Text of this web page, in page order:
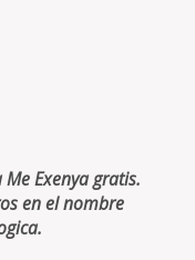
Exenya gratis.
en el nombre